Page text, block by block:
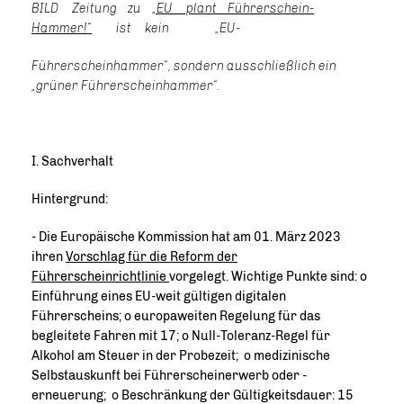
BILD Zeitung zu EU plant Führerschein-
Hammer!“ ist kein „EU-
Führerscheinhammer“, sondern ausschließlich ein
grüner Führerscheinhammer“.
I. Sachverhalt
Hintergrund:
- Die Europäische Kommission hat am 01. März 2023
ihrenVorschlag für die Reform der
Führerscheinrichtlinie vorgelegt. Wichtige Punkte sind: o
Einführung eines EU-weit gültigen digitalen
Führerscheins; o europaweiten Regelung für das
begleitete Fahren mit 17; o Null-Toleranz-Regel für
Alkohol am Steuer in der Probezeit; o medizinische
Selbstauskunft bei Führerscheinerwerb oder -
erneuerung; o Beschränkung der Gültigkeitsdauer: 15